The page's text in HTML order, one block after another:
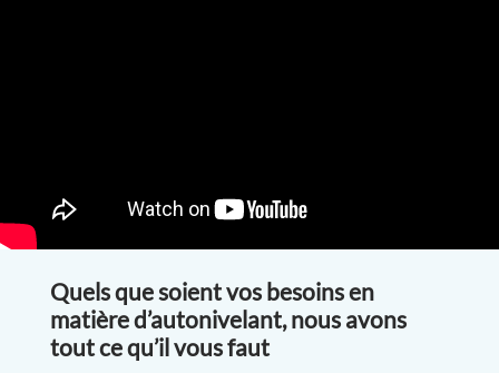
Quels que soient vos besoins en
matière d’autonivelant, nous avons
tout ce qu’il vous faut